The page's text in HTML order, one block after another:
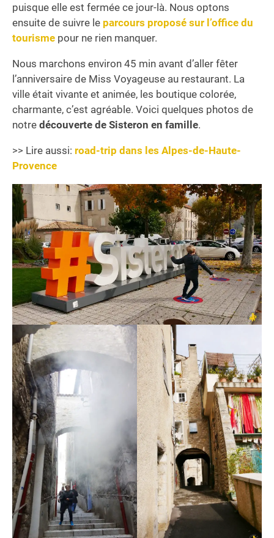
puisque elle est fermée ce jour-là. Nous optons
ensuite de suivre le parcours proposé sur l’office du
tourisme pour ne rien manquer.
Nous marchons environ 45 min avant d’aller fêter
l’anniversaire de Miss Voyageuse au restaurant. La
ville était vivante et animée, les boutique colorée,
charmante, c’est agréable. Voici quelques photos de
notre découverte de Sisteron en famille.
>> Lire aussi: road-trip dans les Alpes-de-Haute-
Provence